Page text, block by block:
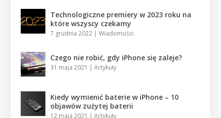
Technologiczne premiery w 2023 roku na
które wszyscy czekamy
7 grudnia 2022 |Wiadomości
Czego nie robić, gdy iPhone się zaleje?
31 maja 2021 |Artykuły
Kiedy wymienić baterie w iPhone – 10
objawów zużytej baterii
12 maja 2021 |Artykuły